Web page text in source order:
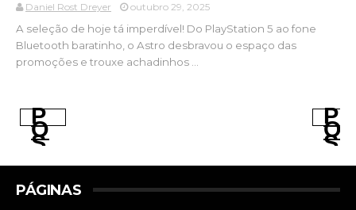
Daniel Rost Dreyer outubro 29, 2025
A seleção de hoje tá imperdível! Do PlayStation 5 ao fone
Bluetooth baratinho, o Astro desbravou o espaço das
promoções e trouxe achadinhos ...
P
O
S
A
G
E
P
O
S
A
G
E
PÁGINAS